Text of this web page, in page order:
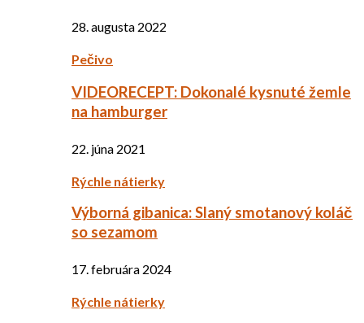
28. augusta 2022
Pečivo
VIDEORECEPT: Dokonalé kysnuté žemle
na hamburger
22. júna 2021
Rýchle nátierky
Výborná gibanica: Slaný smotanový koláč
so sezamom
17. februára 2024
Rýchle nátierky